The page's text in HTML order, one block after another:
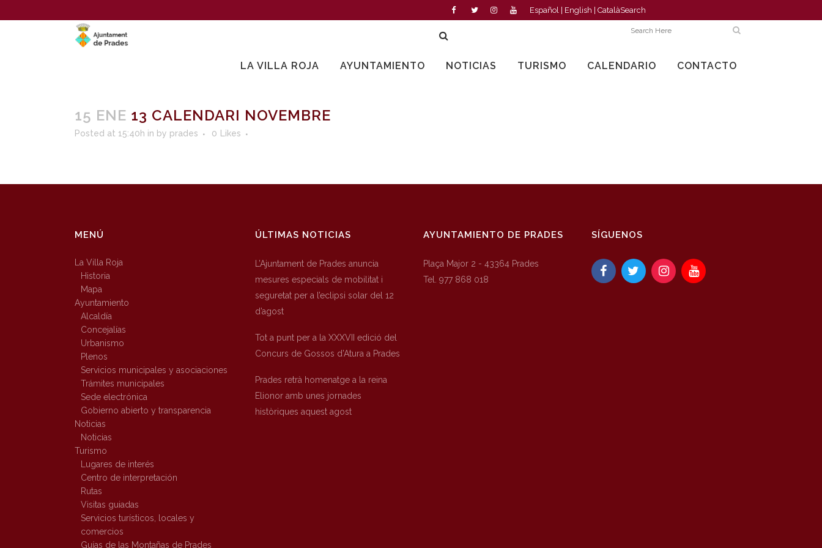
Español English CatalàSearch
LA VILLA ROJA AYUNTAMIENTO NOTICIAS TURISMO CALENDARIO CONTACTO
15 ENE 13 CALENDARI NOVEMBRE
Posted at 15:40h in by prades 0 Likes
MENÚ
La Villa Roja
Historia
Mapa
Ayuntamiento
Alcaldía
Concejalías
Urbanismo
Plenos
Servicios municipales y asociaciones
Trámites municipales
Sede electrónica
Gobierno abierto y transparencia
Noticias
Noticias
Turismo
Lugares de interés
Centro de interpretación
Rutas
Visitas guiadas
Servicios turísticos, locales y
comercios
Guías de las Montañas de Prades
ÚLTIMAS NOTICIAS
L’Ajuntament de Prades anuncia
mesures especials de mobilitat i
seguretat per a l’eclipsi solar del 12
d’agost
Tot a punt per a la XXXVII edició del
Concurs de Gossos d’Atura a Prades
Prades retrà homenatge a la reina
Elionor amb unes jornades
històriques aquest agost
AYUNTAMIENTO DE PRADES
Plaça Major 2 - 43364 Prades
Tel. 977 868 018
SÍGUENOS